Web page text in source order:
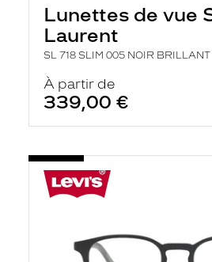
Lunettes de vue
Laurent
SL 718 SLIM 005 NOIR BRILLANT
À partir de
339,00 €